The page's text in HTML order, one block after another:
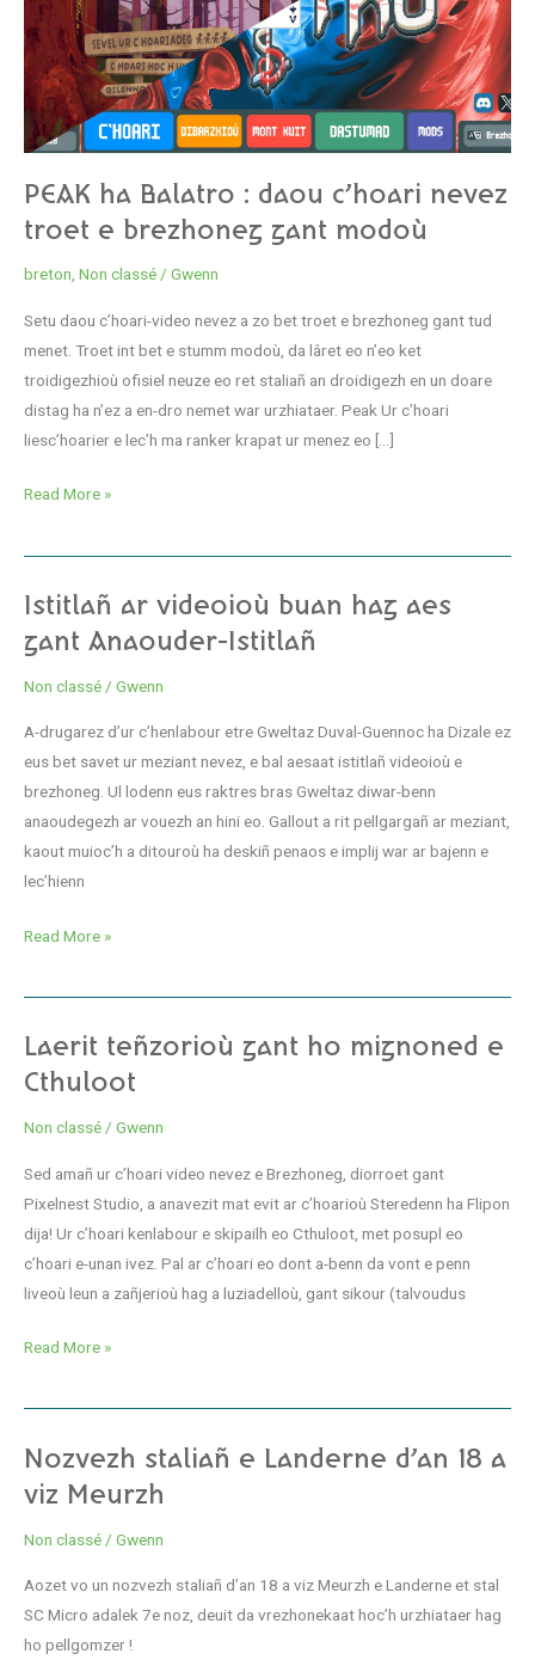
PEAK ha Balatro : daou c’hoari nevez
troet e brezhoneg gant modoù
breton, Non classé/ Gwenn
Setu daou c’hoari-video nevez a zo bet troet e brezhoneg gant tud
menet. Troet int bet e stumm modoù, da lâret eo n’eo ket
troidigezhioù ofisiel neuze eo ret staliañ an droidigezh en un doare
distag ha n’ez a en-dro nemet war urzhiataer. Peak Ur c’hoari
liesc’hoarier e lec’h ma ranker krapat ur menez eo […]
daou
c’hoari
nevez
troet
gant
modoù
Read More »
Istitlañ ar videoioù buan hag aes
gant Anaouder-Istitlañ
Non classé / Gwenn
A-drugarez d’ur c’henlabour etre Gweltaz Duval-Guennoc ha Dizale ez
eus bet savet ur meziant nevez, e bal aesaat istitlañ videoioù e
brezhoneg. Ul lodenn eus raktres bras Gweltaz diwar-benn
anaoudegezh ar vouezh an hini eo. Gallout a rit pellgargañ ar meziant,
kaout muioc’h a ditouroù ha deskiñ penaos e implij war ar bajenn e
lec’hienn
Istitlañ
ar
videoioù
buan
hag
gant
Anaouder-
Istitlañ
Read More »
Laerit teñzorioù gant ho mignoned e
Cthuloot
Non classé/ Gwenn
Sed amañ ur c’hoari video nevez e Brezhoneg, diorroet gant
Pixelnest Studio, a anavezit mat evit ar c’hoarioù Steredenn ha Flipon
dija! Ur c’hoari kenlabour e skipailh eo Cthuloot, met posupl eo
c’hoari e-unan ivez. Pal ar c’hoari eo dont a-benn da vont e penn
liveoù leun a zañjerioù hag a luziadelloù, gant sikour (talvoudus
Laerit
teñzorioù
ho
mignoned
Cthuloot
Read More »
Nozvezh staliañ e Landerne d’an 18 a
viz Meurzh
Non classé / Gwenn
Aozet vo un nozvezh staliañ d’an 18 a viz Meurzh e Landerne et stal
SC Micro adalek 7e noz, deuit da vrezhonekaat hoc’h urzhiataer hag
ho pellgomzer !
Nozvezh
staliañ
Landerne
a